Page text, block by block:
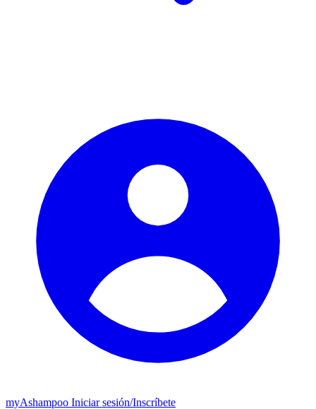
myAshampoo Iniciar sesión/Inscríbete